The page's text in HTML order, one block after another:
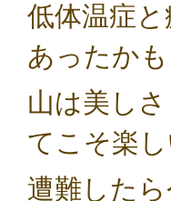
低体温症
あったか
山は美し
てこそ楽
遭難した